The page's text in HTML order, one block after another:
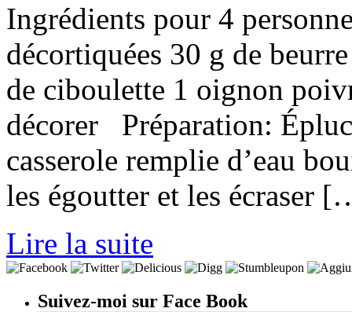
Ingrédients pour 4
décortiquées 30 g de
de ciboulette 1 oignon
décorer Préparation:
casserole remplie d’eau
les égoutter et les écraser
Lire la suite
Suivez-moi sur Face Book